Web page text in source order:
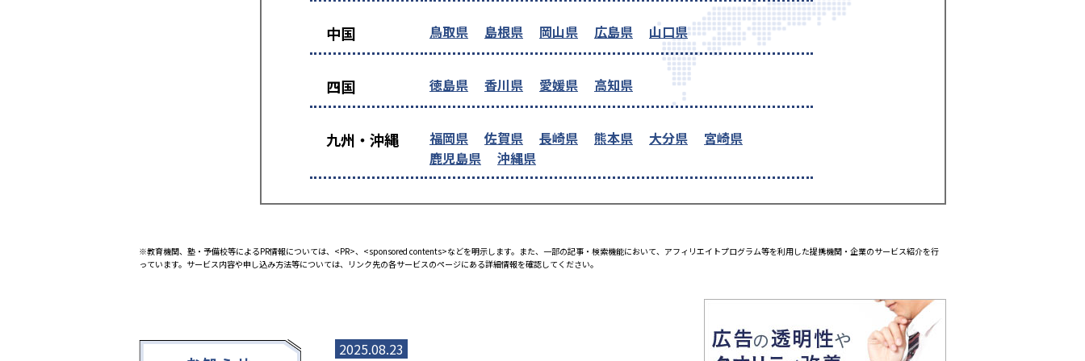
中国 鳥取県 島根県 岡山県 広島県 山口県
四国 徳島県 香川県 愛媛県 高知県
九州・沖縄 福岡県 佐賀県 長崎県 熊本県 大分県
宮崎県
鹿児島県
沖縄県
※教育機関、塾・予備校等によるPR情報については、<PR>、<sponsored contents>などを明示します。また、一部の記事・検索機能において、アフィリエイトプログラム等を利用した提携機関・企業のサービス紹介を行
っています。サービス内容や申し込み方法等については、リンク先の各サービスのページにある詳細情報を確認してください。
2025.08.23